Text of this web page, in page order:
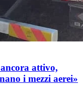
attivo,
i mezzi aerei»